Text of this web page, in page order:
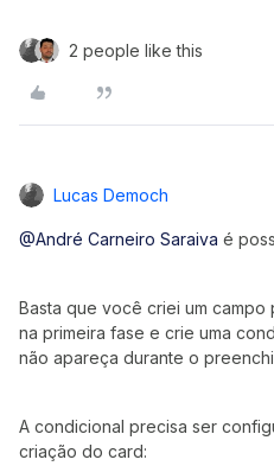
2 people like this
Lucas Democh
@André Carneiro Saraiva é
Basta que você criei um campo
na primeira fase e crie uma
não apareça durante o
A condicional precisa ser
criação do card: